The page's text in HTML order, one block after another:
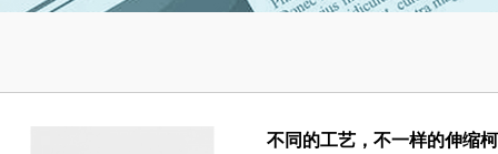
不同的工艺，不一样的伸缩